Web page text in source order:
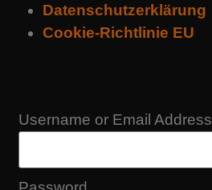
Datenschutzerklärung
Cookie-Richtlinie EU
Username or Email Address